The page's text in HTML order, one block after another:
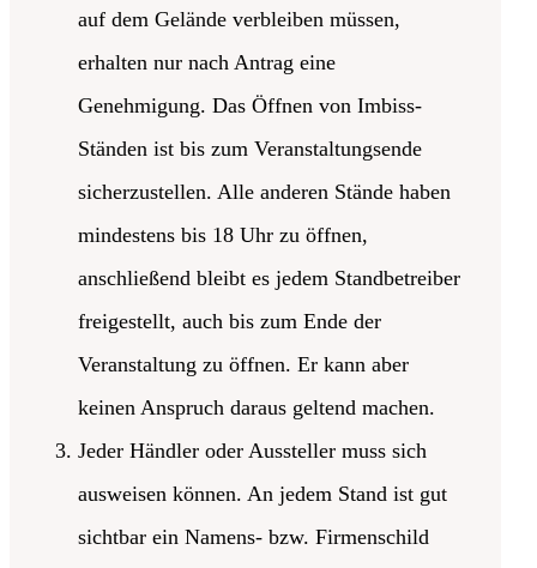
auf dem Gelände verbleiben müssen,
erhalten nur nach Antrag eine
Genehmigung. Das Öffnen von Imbiss-
Ständen ist bis zum Veranstaltungsende
sicherzustellen. Alle anderen Stände haben
mindestens bis 18 Uhr zu öffnen,
anschließend bleibt es jedem Standbetreiber
freigestellt, auch bis zum Ende der
Veranstaltung zu öffnen. Er kann aber
keinen Anspruch daraus geltend machen.
Jeder Händler oder Aussteller muss sich
ausweisen können. An jedem Stand ist gut
sichtbar ein Namens- bzw. Firmenschild